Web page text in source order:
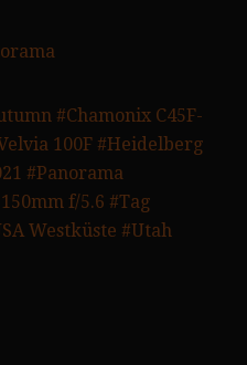
#Chamonix C45F-
100F #Heidelberg
#Panorama
f/5.6 #Tag
Westküste #Utah